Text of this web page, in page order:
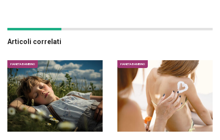
Articoli correlati
PIANETA BAMBINO PIANETA BAMBINO